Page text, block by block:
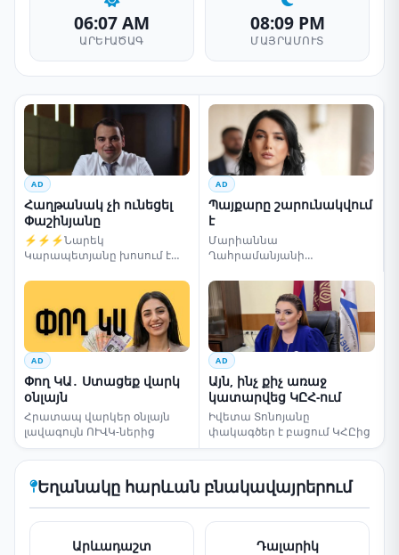
06:07 AM
ԱՐԵՒԱԾԱԳ
08:09 PM
ՄԱՅՐԱՄՈՒՏ
AD
Հաղթանակ չի ունեցել
Փաշինյանը
⚡⚡⚡Նարեկ
Կարապետյանը խոսում է
AD
Պայքարը շարունակվում
է
Մարիաննա
Ղահրամանյանի
AD
Փող ԿԱ․ Ստացեք վարկ
օնլայն
Հրատապ վարկեր օնլայն
լավագույն ՈՒՎԿ-ներից
AD
Այն, ինչ քիչ առաջ
կատարվեց ԿԸՀ-ում
Իվետա Տոնոյանը
փակագծեր է բացում ԿՀԸից
Եղանակը հարևան բնակավայրերում
Արևադաշտ Դալարիկ